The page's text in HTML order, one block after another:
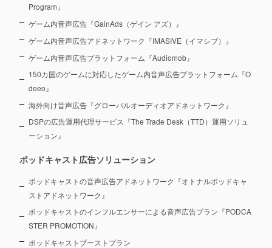
Program』
ゲーム内音声広告『GainAds（ゲイン アズ）』
ゲーム内音声広告アドネットワーク『IMASIVE（イマシブ）』
ゲーム内音声広告プラットフォーム『Audiomob』
150カ国のゲームに対応したゲーム内音声広告プラットフォーム『O
deeo』
海外向け音声広告『グローバルオーディオアドネットワーク』
DSPの広告運用代理サービス『The Trade Desk（TTD）運用ソリュ
ーション』
ポッドキャスト広告ソリューション
ポッドキャストの音声広告アドネットワーク『オトナルポッドキャ
ストアドネットワーク』
ポッドキャストのインフルエンサーによる音声広告プラン『PODCA
STER PROMOTION』
ポッドキャストブーストプラン